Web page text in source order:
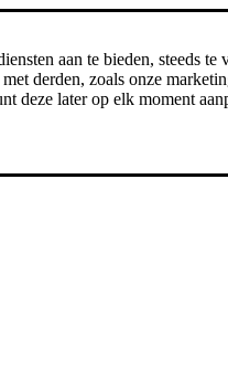
aan te bieden, steeds
derden, zoals onze
deze later op elk moment